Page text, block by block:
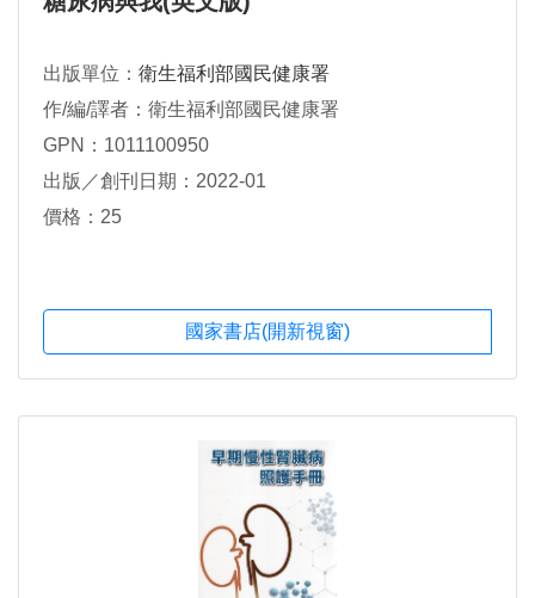
出版單位： 衛生福利部國民健康署
作/編/譯者：衛生福利部國民健康署
GPN：1011100950
出版／創刊日期：2022-01
價格：25
國家書店(開新視窗)